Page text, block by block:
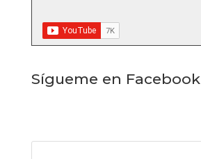
Sígueme en Facebook